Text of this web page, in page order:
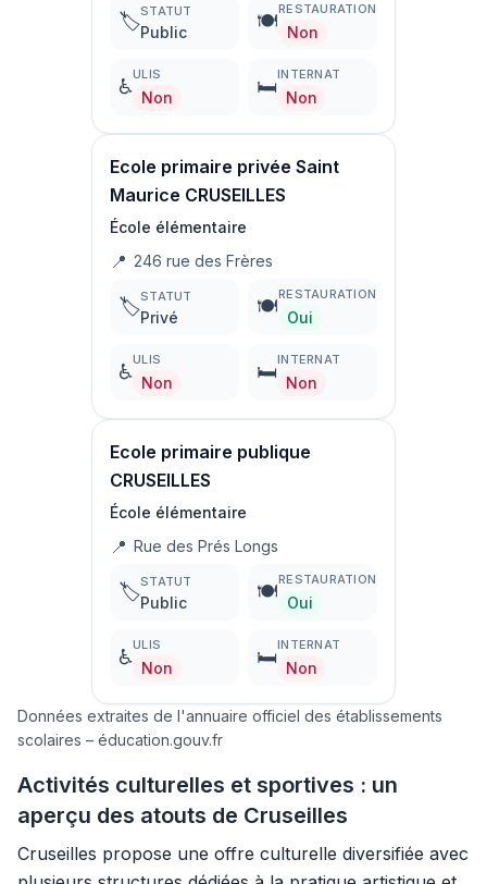
🏷️STATUT
Public 🍽️
RESTAURATION
Non
♿
ULIS
Non 🛏️
INTERNAT
Non
Ecole primaire privée Saint
Maurice CRUSEILLES
École élémentaire
📍 246 rue des Frères
🏷️STATUT
Privé 🍽️
RESTAURATION
Oui
♿
ULIS
Non 🛏️
INTERNAT
Non
Ecole primaire publique
CRUSEILLES
École élémentaire
📍 Rue des Prés Longs
🏷️STATUT
Public 🍽️
RESTAURATION
Oui
♿
ULIS
Non 🛏️
INTERNAT
Non
Données extraites de l'annuaire officiel des établissements
scolaires – éducation.gouv.fr
Activités culturelles et sportives : un
aperçu des atouts de Cruseilles
Cruseilles propose une offre culturelle diversifiée avec